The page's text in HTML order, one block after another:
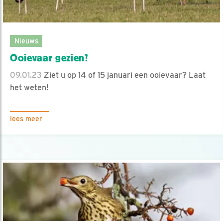
Nieuws
Ooievaar gezien?
09.01.23 Ziet u op 14 of 15 januari een ooievaar? Laat
het weten!
lees meer